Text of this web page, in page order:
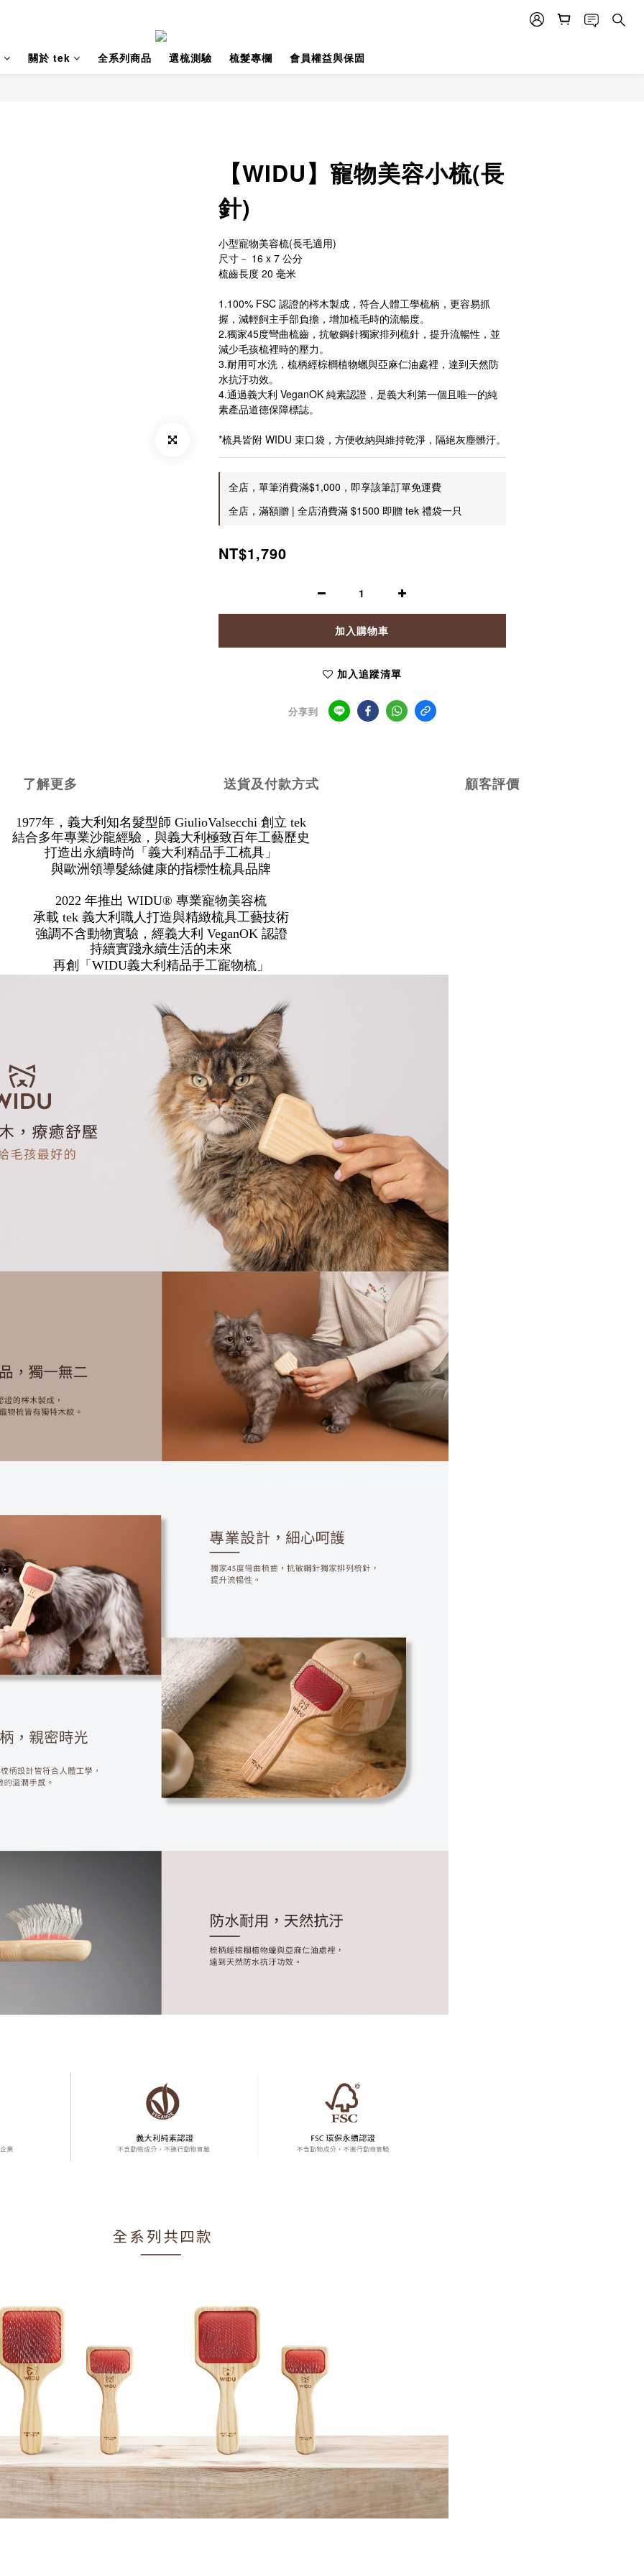
關於 tek 全系列商品 選梳測驗 梳髮專欄 會員權益與保固
【WIDU】寵物美容小梳(長
針)
小型寵物美容梳(長毛適用)
尺寸－ 16 x 7 公分
梳齒長度 20 毫米
1.100% FSC 認證的梣木製成，符合人體工學梳柄，更容易抓
握，減輕飼主手部負擔，增加梳毛時的流暢度。
2.獨家45度彎曲梳齒，抗敏鋼針獨家排列梳針，提升流暢性，並
減少毛孩梳裡時的壓力。
3.耐用可水洗，梳柄經棕櫚植物蠟與亞麻仁油處裡，達到天然防
水抗汙功效。
4.通過義大利 VeganOK 純素認證，是義大利第一個且唯一的純
素產品道德保障標誌。
*梳具皆附 WIDU 束口袋，方便收納與維持乾淨，隔絕灰塵髒汙。
全店，單筆消費滿$1,000，即享該筆訂單免運費
全店，滿額贈 | 全店消費滿 $1500 即贈 tek 禮袋一只
NT$1,790
加入購物車
加入追蹤清單
分享到
了解更多 送貨及付款方式 顧客評價
1977年 ，義大利知名髮型師 GiulioValsecchi 創立 tek
結合多年專業沙龍經驗，與義大利極致百年工藝歷史
打造出永續時尚「義大利精品手工梳具」
與歐洲領導髮絲健康的指標性梳具品牌
2022 年推出 WIDU® 專業寵物美容梳
承載 tek 義大利職人打造與精緻梳具工藝技術
強調不含動物實驗，經義大利 VeganOK認證
持續實踐永續生活的未來
再創「WIDU義大利精品手工寵物梳」